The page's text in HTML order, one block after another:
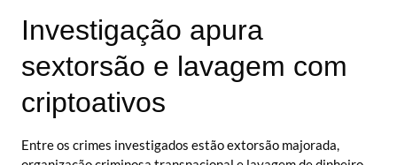
Investigação apura
sextorsão e lavagem com
criptoativos
Entre os crimes investigados estão extorsão majorada,